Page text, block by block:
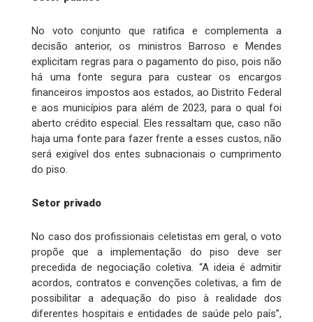
No voto conjunto que ratifica e complementa a
decisão anterior, os ministros Barroso e Mendes
explicitam regras para o pagamento do piso, pois não
há uma fonte segura para custear os encargos
financeiros impostos aos estados, ao Distrito Federal
e aos municípios para além de 2023, para o qual foi
aberto crédito especial. Eles ressaltam que, caso não
haja uma fonte para fazer frente a esses custos, não
será exigível dos entes subnacionais o cumprimento
do piso.
Setor privado
No caso dos profissionais celetistas em geral, o voto
propõe que a implementação do piso deve ser
precedida de negociação coletiva. “A ideia é admitir
acordos, contratos e convenções coletivas, a fim de
possibilitar a adequação do piso à realidade dos
diferentes hospitais e entidades de saúde pelo país”,